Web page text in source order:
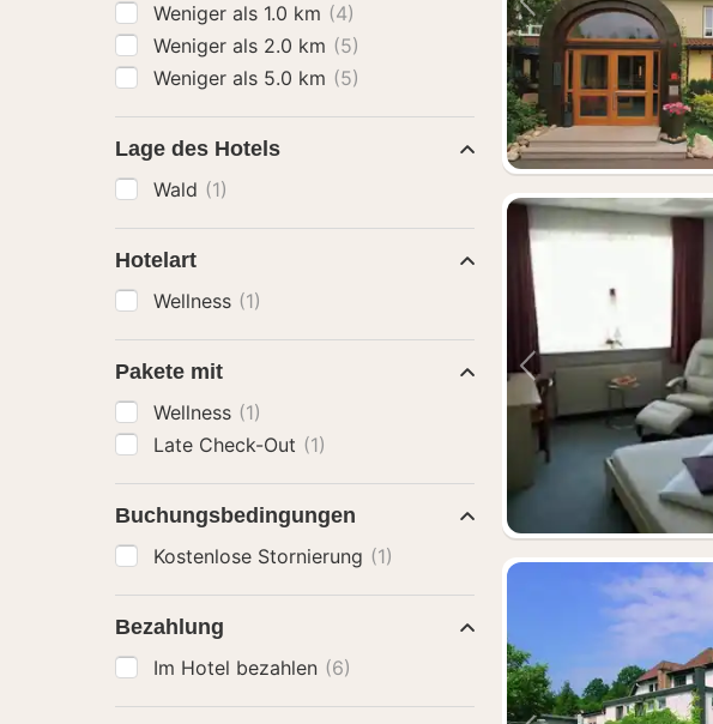
Vorheriges Bild
Vorheriges Bild
Weniger als 1.0 km (4)
Weniger als 2.0 km (5)
Weniger als 5.0 km (5)
Lage des Hotels
Wald (1)
Hotelart
Wellness (1)
Pakete mit
Wellness (1)
Late Check-Out (1)
Buchungsbedingungen
Kostenlose Stornierung (1)
Bezahlung
Im Hotel bezahlen (6)